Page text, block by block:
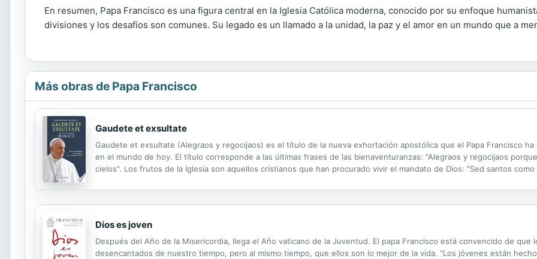
En resumen, Papa Francisco es una figura central en la Iglesia Católica moderna, conocido por su enfoque
divisiones y los desafíos son comunes. Su legado es un llamado a la unidad, la paz y el amor en un mundo que a
Más obras de Papa Francisco
Gaudete et exsultate
Gaudete et exsultate (Alegraos y regocijaos) es el título de la nueva exhortación apostólica que el Papa Francisco ha
en el mundo de hoy. El título corresponde a las últimas frases de las bienaventuranzas: "Alegraos y regocijaos
cielos". Los frutos de la Iglesia son aquellos cristianos que han procurado vivir el mandato de Dios: "Sed santos
Dios es joven
Después del Año de la Misericordia, llega el Año vaticano de la Juventud. El papa Francisco está convencido de que
desencantados de nuestro tiempo, pero al mismo tiempo, que ellos son lo mejor de la vida. "Los jóvenes están